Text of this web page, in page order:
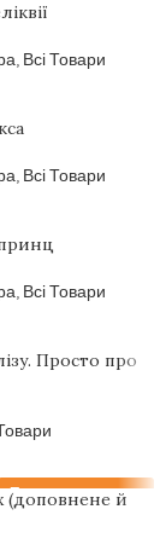
, Всі Товари
, Всі Товари
, Всі Товари
Просто про
Передзамовлення
(доповнене й